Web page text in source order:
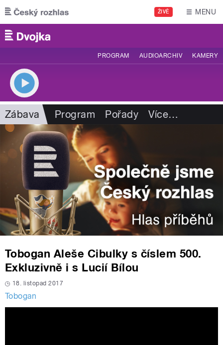
Přejít k hlavnímu obsahu
ŽIVĚ MENU
PROGRAM AUDIOARCHIV KAMERY
Zábava Program Pořady Více…
Tobogan Aleše Cibulky s číslem 500.
Exkluzivně i s Lucií Bílou
18. listopad 2017
Tobogan